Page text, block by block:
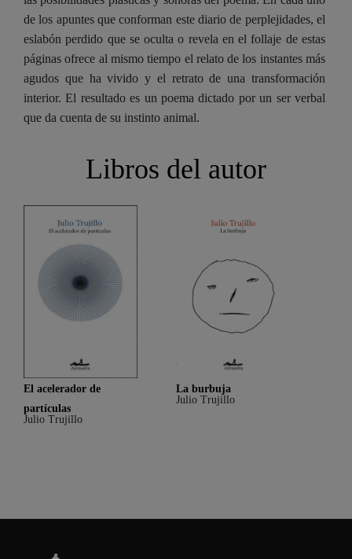
de los apuntes que conforman este diario de perplejidades, el
eslabón perdido que se oculta o revela en el follaje de estas
páginas ofrece al mismo tiempo el relato de los instantes más
agudos que ha vivido y el retrato de una transformación
interior. El resultado es un poema dictado por un ser verbal
que da cuenta de su instinto animal.
Libros del autor
El acelerador de
partículas
Julio Trujillo
La burbuja
Julio Trujillo